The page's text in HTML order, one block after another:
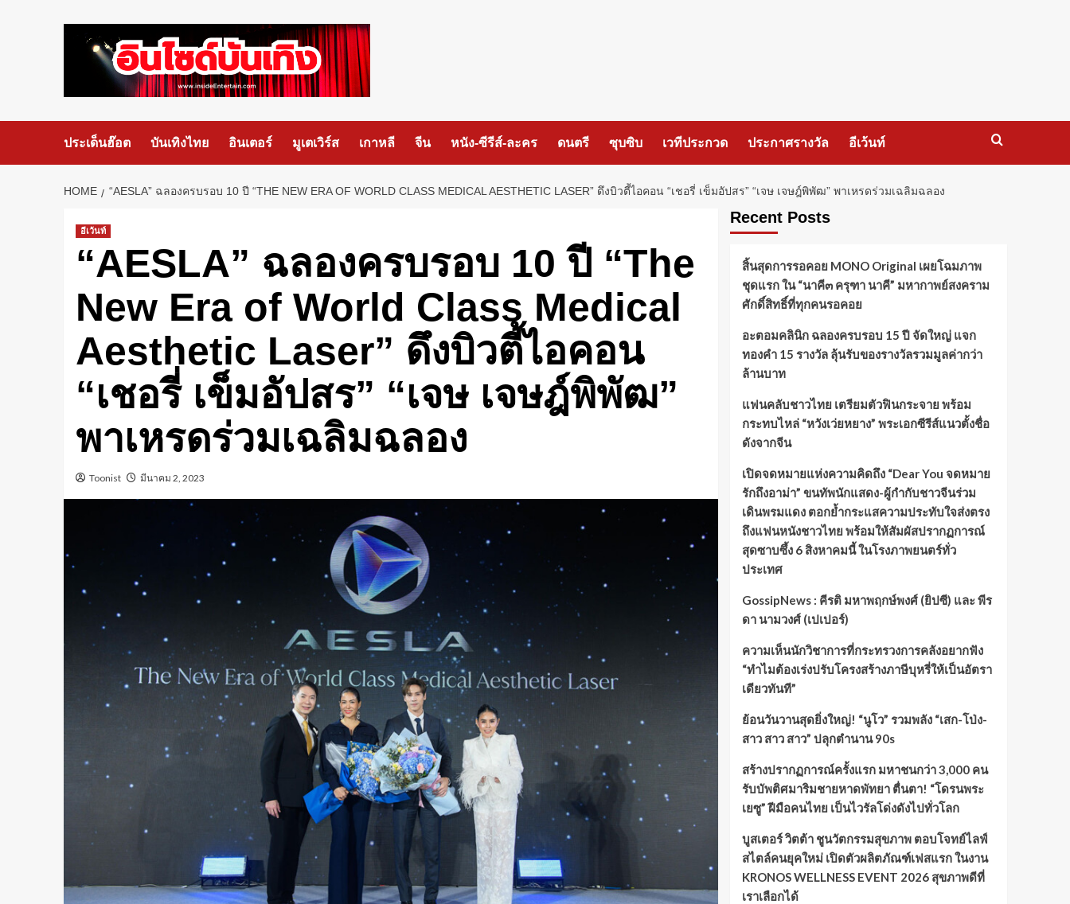
ประเด็นฮ๊อต บันเทิงไทย อินเตอร์ มูเตเวิร์ส เกาหลี จีน หนัง-ซีรีส์-ละคร ดนตรี ซุบซิบ เวทีประกวด ประกาศรางวัล อีเว้นท์
HOME “AESLA” ฉลองครบรอบ 10 ปี “THE NEW ERA OF WORLD CLASS MEDICAL AESTHETIC LASER” ดึงบิวตี้ไอคอน “เชอรี่ เข็มอัปสร” “เจษ เจษฎ์พิพัฒ” พาเหรดร่วมเฉลิมฉลอง
อีเว้นท์
“AESLA” ฉลองครบรอบ 10 ปี “The
New Era of World Class Medical
Aesthetic Laser” ดึงบิวตี้ไอคอน
“เชอรี่ เข็มอัปสร” “เจษ เจษฎ์พิพัฒ”
พาเหรดร่วมเฉลิมฉลอง
Toonist มีนาคม 2, 2023
Recent Posts
สิ้นสุดการรอคอย MONO Original เผยโฉมภาพ
ชุดแรก ใน “นาคี๓ ครุฑา นาคี” มหากาพย์สงคราม
ศักดิ์สิทธิ์ที่ทุกคนรอคอย
อะตอมคลินิก ฉลองครบรอบ 15 ปี จัดใหญ่ แจก
ทองคำ 15 รางวัล ลุ้นรับของรางวัลรวมมูลค่ากว่า
ล้านบาท
แฟนคลับชาวไทย เตรียมตัวฟินกระจาย พร้อม
กระทบไหล่ “หวังเว่ยหยาง” พระเอกซีรีส์แนวตั้งชื่อ
ดังจากจีน
เปิดจดหมายแห่งความคิดถึง “Dear You จดหมาย
รักถึงอาม่า” ขนทัพนักแสดง-ผู้กำกับชาวจีนร่วม
เดินพรมแดง ตอกย้ำกระแสความประทับใจส่งตรง
ถึงแฟนหนังชาวไทย พร้อมให้สัมผัสปรากฏการณ์
สุดซาบซึ้ง 6 สิงหาคมนี้ ในโรงภาพยนตร์ทั่ว
ประเทศ
GossipNews : คีรติ มหาพฤกษ์พงศ์ (ยิปซี) และ พีร
ดา นามวงศ์ (เปเปอร์)
ความเห็นนักวิชาการที่กระทรวงการคลังอยากฟัง
“ทำไมต้องเร่งปรับโครงสร้างภาษีบุหรี่ให้เป็นอัตรา
เดียวทันที”
ย้อนวันวานสุดยิ่งใหญ่! “นูโว” รวมพลัง “เสก-โป่ง-
สาว สาว สาว” ปลุกตำนาน 90s
สร้างปรากฏการณ์ครั้งแรก มหาชนกว่า 3,000 คน
รับบัพติศมาริมชายหาดพัทยา ตื่นตา! “โดรนพระ
เยซู” ฝีมือคนไทย เป็นไวรัลโด่งดังไปทั่วโลก
บูสเตอร์ วิตต้า ชูนวัตกรรมสุขภาพ ตอบโจทย์ไลฟ์
สไตล์คนยุคใหม่ เปิดตัวผลิตภัณฑ์เฟสแรก ในงาน
KRONOS WELLNESS EVENT 2026 สุขภาพดีที่
เราเลือกได้